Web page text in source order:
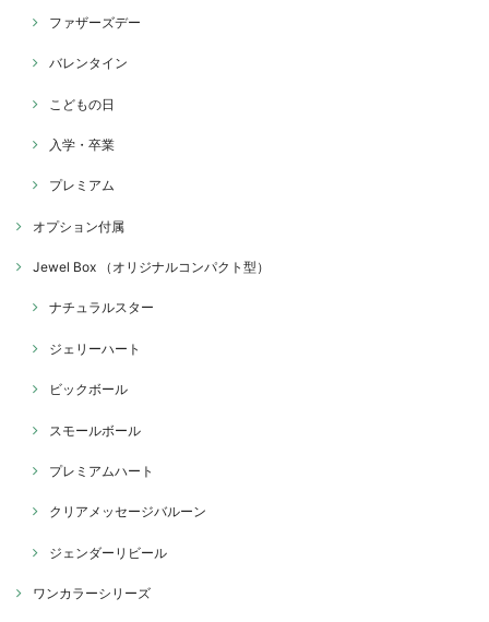
ファザーズデー
バレンタイン
こどもの日
入学・卒業
プレミアム
オプション付属
Jewel Box （オリジナルコンパクト型）
ナチュラルスター
ジェリーハート
ビックボール
スモールボール
プレミアムハート
クリアメッセージバルーン
ジェンダーリビール
ワンカラーシリーズ